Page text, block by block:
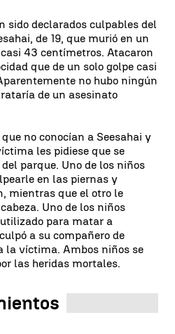
sido declarados culpables del
de 19, que murió en un
casi 43 centímetros. Atacaron
que de un solo golpe casi
no hubo ningún
de un asesinato
​​no conocían a Seesahai y
les pidiese que se
parque. Uno de los niños
en las piernas y
mientras que el otro le
Uno de los niños
para matar a
a su compañero de
la víctima. Ambos niños se
las heridas mortales.